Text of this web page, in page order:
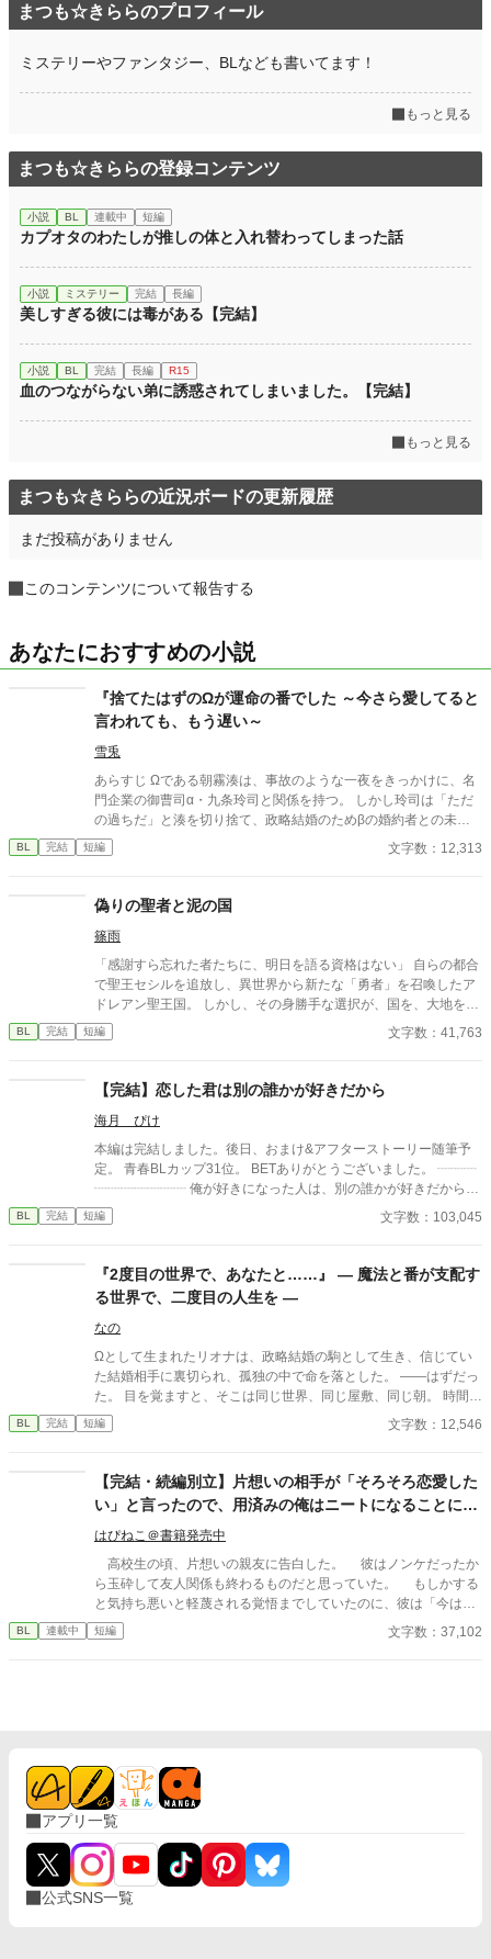
まつも☆きららのプロフィール
ミステリーやファンタジー、BLなども書いてます！
もっと見る
まつも☆きららの登録コンテンツ
小説 BL 連載中 短編
カプオタのわたしが推しの体と入れ替わってしまった話
小説 ミステリー 完結 長編
美しすぎる彼には毒がある【完結】
小説 BL 完結 長編 R15
血のつながらない弟に誘惑されてしまいました。【完結】
もっと見る
まつも☆きららの近況ボードの更新履歴
まだ投稿がありません
このコンテンツについて報告する
あなたにおすすめの小説
『捨てたはずのΩが運命の番でした ～今さら愛してると
言われても、もう遅い～
雪兎
あらすじ Ωである朝霧湊は、事故のような一夜をきっかけに、名
門企業の御曹司α・九条玲司と関係を持つ。 しかし玲司は「ただ
の過ちだ」と湊を切り捨て、政略結婚のためβの婚約者との未来
を選んだ。 深く傷ついた湊は、彼の前から姿を消す。 数か月後―
―。 湊の身体は、これまで誰も知らなかった希少な『遅咲きΩ』
たと知る。 「戻ってきてくれ」 今さら必死に追いかけてくる玲
司。 だが湊の隣には、自分を支え続けてくれた医師のα・神崎伊
織がいた。 「あなたは俺を捨てたでしょう」 後悔に苦しむα、執
着する第二のα、そして希少Ωを巡る陰謀。 もう二度と傷つきた
くないΩが最後に選ぶ相手とは――。 捨てた側の後悔と執着が加
速する、すれ違いオメガバースBL。
BL 完結 短編 文字数：12,313
偽りの聖者と泥の国
篠雨
「感謝すら忘れた者たちに、明日を語る資格はない」 自らの都合
で聖王セシルを追放し、異世界から新たな「勇者」を召喚したア
ドレアン聖王国。 しかし、その身勝手な選択が、国を、大地を、
そして人々の心を根底から腐らせていく。 壊れゆく少年勇者と、
彼を歪に愛した騎士。 二人の執着が交わったとき、聖王国は二度
いう名の、容赦なき報いが下る。 これは、傲慢な国が崩壊するま
での、無慈悲な記録。 ----------------------------------------- 『嘘つき王
と影の騎士』から引き続き読んでくださる皆様へ この物語は、セ
シルを虐げた者たちが、ただただ因果応報の末路を辿るだけの物
語です。 本編に救いはありません。 セシルたちのその後が気にな
るという方は、本編は飛ばして、最終話の後に掲載する「閑話」
王と影の騎士』の続編となりますが、前作をお読みでない方でも
BL 完結 短編 文字数：41,763
【完結】恋した君は別の誰かが好きだから
海月 ぴけ
本編は完結しました。後日、おまけ&アフターストーリー随筆予
定。 青春BLカップ31位。 BETありがとうございました。 ┈┈┈
┈┈┈┈┈┈┈ 俺が好きになった人は、別の誰かが好きだからー
ー。 ┈┈┈┈┈┈┈┈┈┈ 二つの視点から見た、片思い恋愛模
様。 じれきゅん ギャップ攻め
BL 完結 短編 文字数：103,045
『2度目の世界で、あなたと……』 ― 魔法と番が支配す
る世界で、二度目の人生を ―
なの
Ωとして生まれたリオナは、政略結婚の駒として生き、信じてい
た結婚相手に裏切られ、孤独の中で命を落とした。 ――はずだっ
た。 目を覚ますと、そこは同じ世界、同じ屋敷、同じ朝。 時間だ
けが巻き戻り、前世の記憶を持つのは自分だけ。 愛を知らないま
ま死んだ。今度こそ、本物の愛を知り、自ら選び取る人生を生き
った温もりに触れ、自らの意思で愛を選び直す物語。 「愛を知ら
ず道具として生きてきたΩが転生を機に、 年上αの騎士と本物の
愛を掴みます。 全6話＋番外編完結済み！サクサク読めます。
BL 完結 短編 文字数：12,546
【完結・続編別立】片想いの相手が「そろそろ恋愛した
い」と言ったので、用済みの俺はニートになることにし
ました。
はぴねこ＠書籍発売中
高校生の頃、片想いの親友に告白した。 彼はノンケだったか
ら玉砕して友人関係も終わるものだと思っていた。 もしかする
と気持ち悪いと軽蔑される覚悟までしていたのに、彼は「今は恋
愛をしている時間がないんだ」と自分の夢を語ってくれた。 彼
は会社を興した祖父のことをとても尊敬していて、自分も起業し
したVRMMOが世界的に大ヒットし、ゲーム大賞を取ったことを
祝うパーティーで親友が語った言葉に俺の覚悟も決まった。 「俺
もそろそろ恋愛したい」 親友のその言葉に、俺は、長年の片想
いを終わらせる覚悟をした。 不憫な拗らせアラフォーが”愛”へ
と踏み出すお話です。
BL 連載中 短編 文字数：37,102
アプリ一覧
公式SNS一覧